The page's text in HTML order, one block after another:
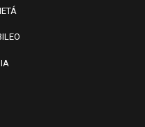
la visita del Papa
per tutto il Paese